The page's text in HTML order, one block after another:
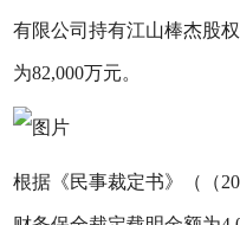
有限公司持有江山棒杰股
为82,000万元。
根据《民事裁定书》（（